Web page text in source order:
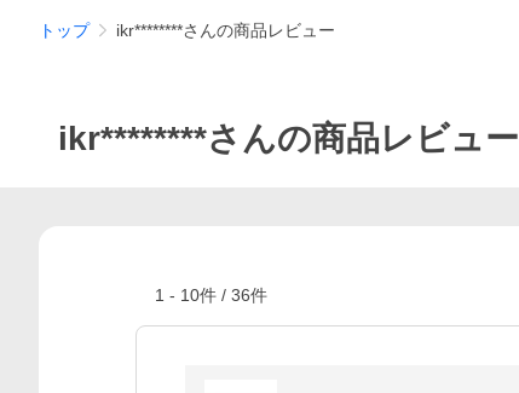
トップ ikr********さんの商品レビュー
ikr********さんの商品レビュー
1 - 10件 / 36件